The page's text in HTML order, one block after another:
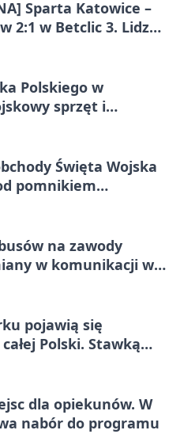
Sparta Katowice –
2:1 w Betclic 3. Lidze
w doliczonym
Polskiego w
sprzęt i
Święta Wojska
pomnikiem
na zawody
w komunikacji w
pojawią się
Polski. Stawką
dla opiekunów. W
nabór do programu